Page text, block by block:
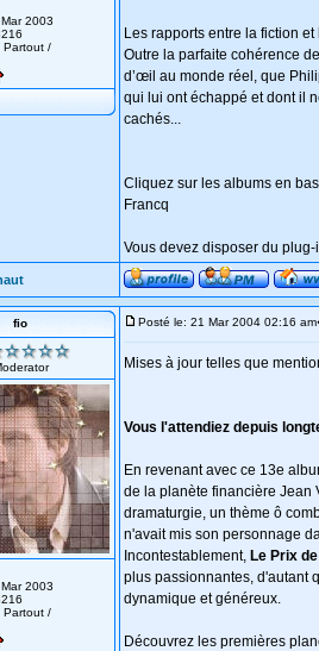
2003
Partout /
Les rapports entre la fiction
Outre la parfaite cohérence
d’œil au monde réel, que
qui lui ont échappé et dont il
cachés...
Cliquez sur les albums en
Francq
Vous devez disposer du
fio
2003
Partout /
Posté le: 21 Mar 2004 02:16 am
Mises à jour telles que
Vous l'attendiez depuis
En revenant avec ce 13e
de la planète financière Jean
dramaturgie, un thème ô
n'avait mis son personnage
Incontestablement, Le Prix
plus passionnantes, d'autant
dynamique et généreux.
Découvrez les premières